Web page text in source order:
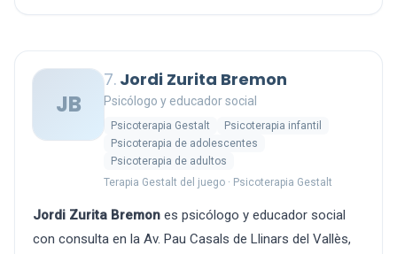
JB
7. Jordi Zurita Bremon
Psicólogo y educador social
Psicoterapia Gestalt
Psicoterapia infantil
Psicoterapia de adolescentes
Psicoterapia de adultos
Terapia Gestalt del juego · Psicoterapia Gestalt
Jordi Zurita Bremon es psicólogo y educador social
con consulta en la Av. Pau Casals de Llinars del Vallès,